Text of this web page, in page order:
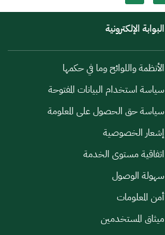
البوابة الإلكترونية
الأنظمة واللوائح وما في حكمها
سياسة استخدام البيانات المفتوحة
سياسة حق الحصول على المعلومة
إشعار الخصوصية
اتفاقية مستوى الخدمة
سهولة الوصول
أمن المعلومات
ميثاق المستخدمين